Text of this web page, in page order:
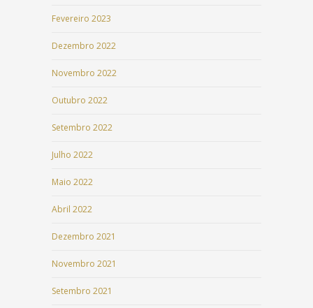
Fevereiro 2023
Dezembro 2022
Novembro 2022
Outubro 2022
Setembro 2022
Julho 2022
Maio 2022
Abril 2022
Dezembro 2021
Novembro 2021
Setembro 2021